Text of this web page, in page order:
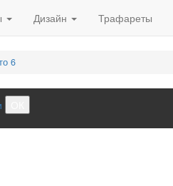
Дизайн Трафареты
6